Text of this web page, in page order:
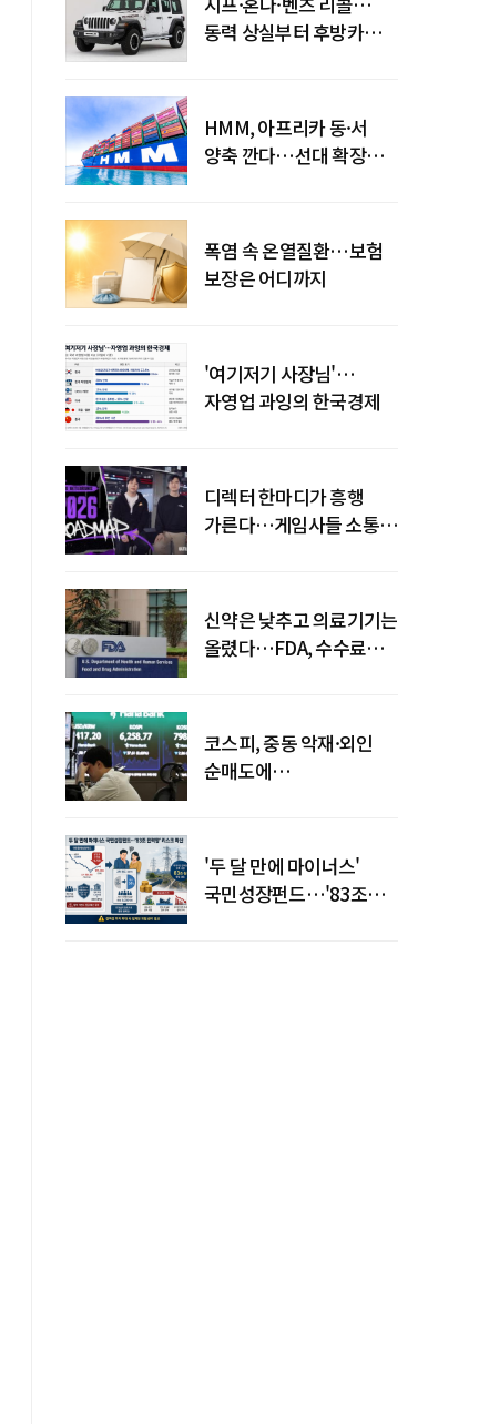
동력 상실부터 후방카메라
HMM, 아프리카 동·서
양축 깐다…선대 확장
폭염 속 온열질환…보험
보장은 어디까지
'여기저기 사장님'…
자영업 과잉의 한국경제
디렉터 한마디가 흥행
가른다…게임사들 소통
신약은 낮추고 의료기기는
올렸다…FDA, 수수료
코스피, 중동 악재·외인
순매도에
'두 달 만에 마이너스'
국민성장펀드…'83조